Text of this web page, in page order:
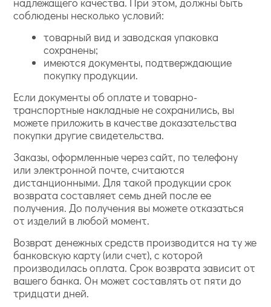
соблюдены несколько условий:
товарный вид и заводская упаковка
сохранены;
имеются документы, подтверждающие
покупку продукции.
Если документы об оплате и товарно-
транспортные накладные не сохранились, вы
можете приложить в качестве доказательства
покупки другие свидетельства.
Заказы, оформленные через сайт, по телефону
или электронной почте, считаются
дистанционными. Для такой продукции срок
возврата составляет семь дней после ее
получения. До получения вы можете отказаться
от изделий в любой момент.
Возврат денежных средств производится на ту же
банковскую карту (или счет), с которой
производилась оплата. Срок возврата зависит от
вашего банка. Он может составлять от пяти до
тридцати дней.